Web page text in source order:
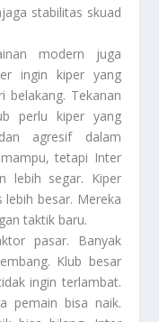
stabilitas skuad
modern juga
ingin kiper yang
belakang. Tekanan
perlu kiper yang
agresif dalam
tetapi Inter
lebih segar. Kiper
lebih besar. Mereka
taktik baru.
pasar. Banyak
Klub besar
ingin terlambat.
pemain bisa naik.